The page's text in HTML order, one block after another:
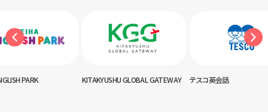
PARK KITAKYUSHU GLOBAL GATEWAY テスコ英会話